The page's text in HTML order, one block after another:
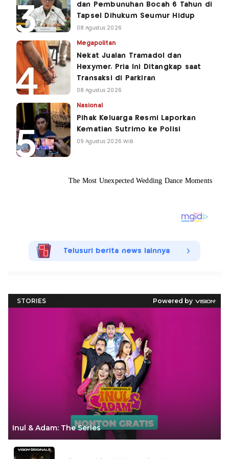
dan Pembunuhan Bocah 6 Tahun di
Tapsel Dihukum Seumur Hidup
08 Agustus 2026
Megapolitan
Nekat Jualan Tramadol dan
Hexymer, Pria Ini Ditangkap saat
Transaksi di Parkiran
08 Agustus 2026
Nasional
Pihak Keluarga Resmi Laporkan
Kematian Sutrimo ke Polisi
09 Agustus 2026 WIB
Telusuri berita news lainnya